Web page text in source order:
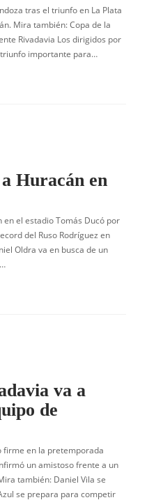
tras el triunfo en La Plata
Mira también: Copa de la
Rivadavia Los dirigidos por
triunfo importante para…
Huracán en
el estadio Tomás Ducó por
del Ruso Rodríguez en
Oldra va en busca de un
va a
de
firme en la pretemporada
un amistoso frente a un
también: Daniel Vila se
se prepara para competir